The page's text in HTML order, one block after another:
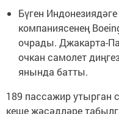
Бүген
компаниясенең
очрады. Джакарта-
очкан самолет
янында батты.
189 пассажир утырган
кеше җәсәдләре